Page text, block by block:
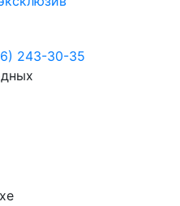
243-30-35